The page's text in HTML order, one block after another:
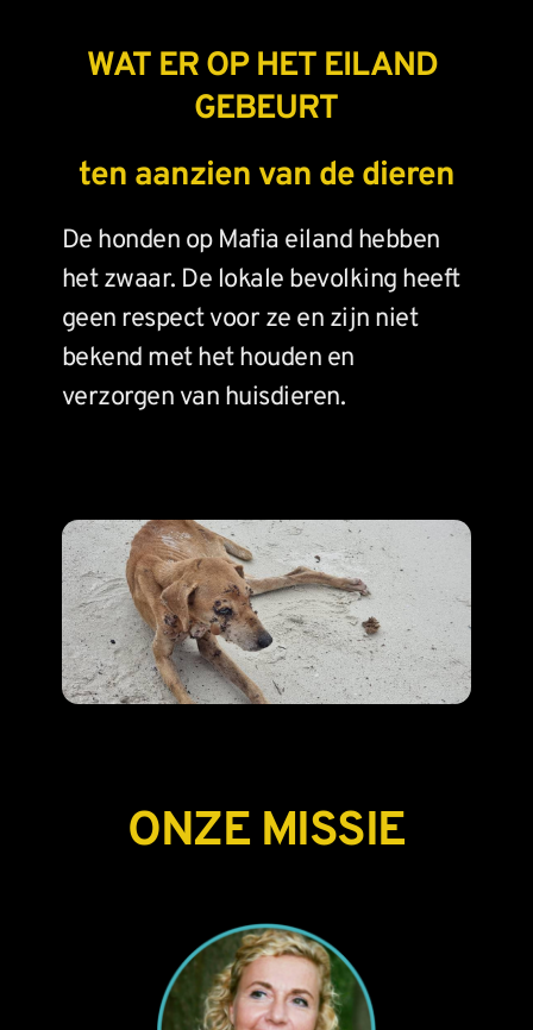
WAT ER OP HET EILAND
GEBEURT
ten aanzien van de dieren
De honden op Mafia eiland hebben
het zwaar. De lokale bevolking heeft
geen respect voor ze en zijn niet
bekend met het houden en
verzorgen van huisdieren.
ONZE MISSIE